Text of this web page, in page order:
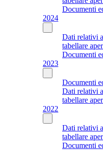
Documenti
2024
Dati relativi
tabellare
Documenti
2023
Documenti
Dati relativi
tabellare
2022
Dati relativi
tabellare
Documenti